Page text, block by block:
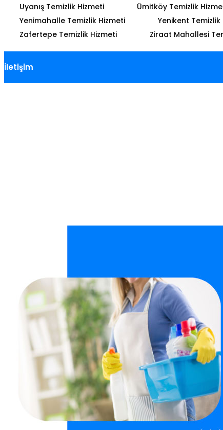
Uyanış Temizlik Hizmeti
Ümitköy Temizlik
Yenimahalle Temizlik Hizmeti
Yenikent Temizlik
Zafertepe Temizlik Hizmeti
Ziraat Mahallesi
İletişim